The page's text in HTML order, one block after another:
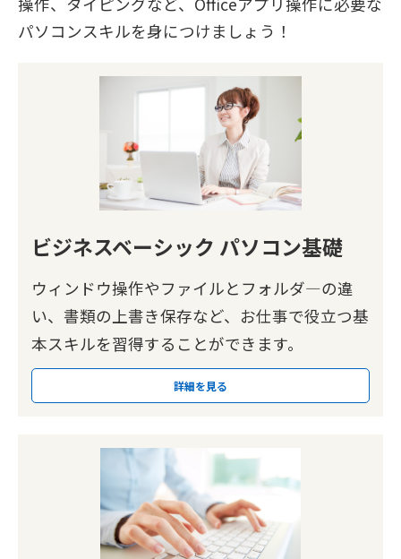
パソコンスキルを身につけましょう！
ビジネスベーシック パソコン基礎
ウィンドウ操作やファイルとフォルダ―の違
い、書類の上書き保存など、お仕事で役立つ基
本スキルを習得することができます。
詳細を見る